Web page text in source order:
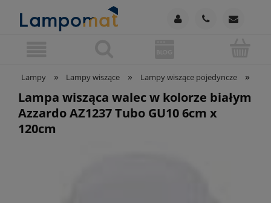
Lampy » Lampy wiszące » Lampy wiszące pojedyncze »
Lampa wisząca walec w kolorze białym
Azzardo AZ1237 Tubo GU10 6cm x
120cm